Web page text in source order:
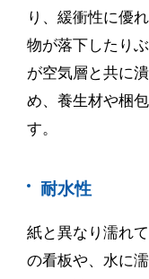
り、緩衝性に優
物が落下したり
が空気層と共に
め、養生材や梱
す。
耐水性
紙と異なり濡れ
の看板や、水に